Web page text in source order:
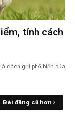
tính cách
cách gọi phổ biến của
Bài đăng cũ hơn